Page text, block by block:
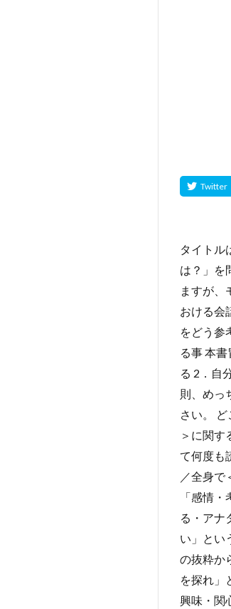
タイトル
は？」を
ますが、
おける会
をどう参
る事 本
る 2．自
則、めっ
さい。
＞に関す
て何度も
／全身で
「感情
る・アナ
い」とい
の抜粋か
を探れ」
興味・関